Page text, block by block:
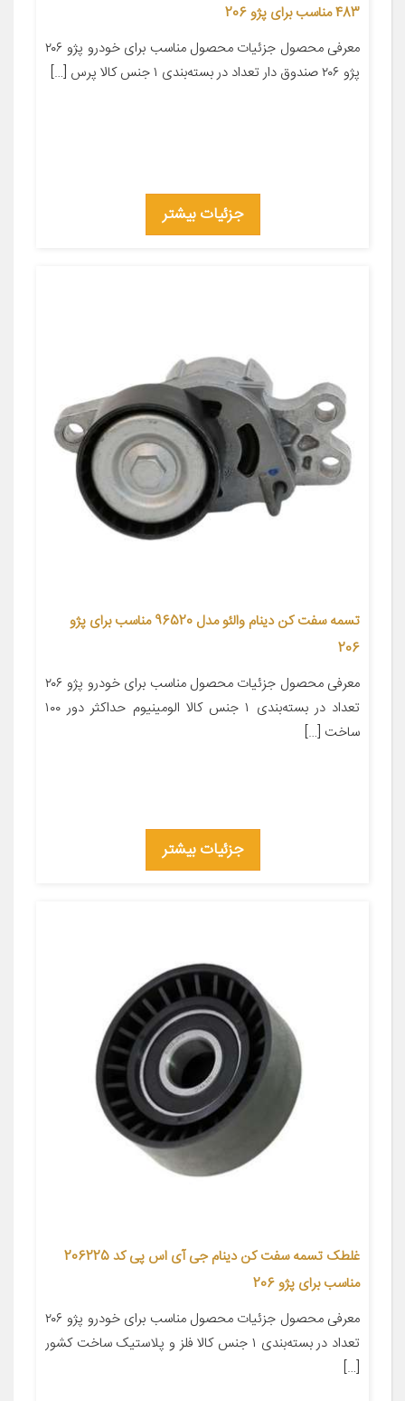
483 مناسب برای پژو 206
معرفی محصول جزئیات محصول مناسب برای خودرو پژو ۲۰۶
پژو ۲۰۶ صندوق دار تعداد در بسته‌بندی ۱ جنس کالا پرس […]
جزئیات بیشتر
تسمه سفت کن دینام والئو مدل 96520 مناسب برای پژو
206
معرفی محصول جزئیات محصول مناسب برای خودرو پژو ۲۰۶
تعداد در بسته‌بندی ۱ جنس کالا الومینیوم حداکثر دور ۱۰۰
ساخت […]
جزئیات بیشتر
غلطک تسمه سفت کن دینام جی آی اس پی کد 206225
مناسب برای پژو 206
معرفی محصول جزئیات محصول مناسب برای خودرو پژو ۲۰۶
تعداد در بسته‌بندی ۱ جنس کالا فلز و پلاستیک ساخت کشور
[…]